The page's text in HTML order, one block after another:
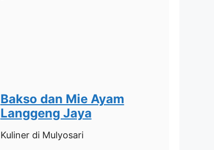
Bakso dan Mie Ayam
Langgeng Jaya
Kulinerdi Mulyosari